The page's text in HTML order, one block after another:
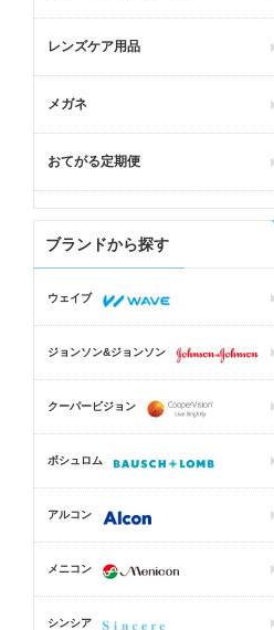
レンズケア用品
メガネ
おてがる定期便
ブランドから探す
ウェイブ
ジョンソン&ジョンソン
クーパービジョン
ボシュロム
アルコン
メニコン
シンシア